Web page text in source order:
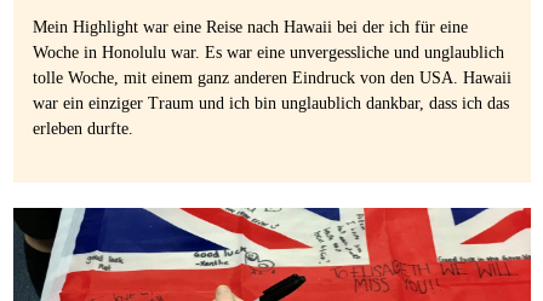
Mein Highlight war eine Reise nach Hawaii bei der ich für eine
Woche in Honolulu war. Es war eine unvergessliche und unglaublich
tolle Woche, mit einem ganz anderen Eindruck von den USA. Hawaii
war ein einziger Traum und ich bin unglaublich dankbar, dass ich das
erleben durfte.